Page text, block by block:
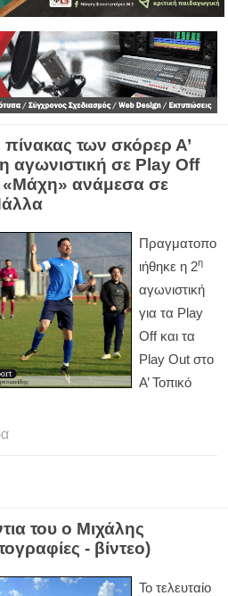
των σκόρερ Α’
αγωνιστική σε Play Off
«Μάχη» ανάμεσα σε
Πραγματοπο
ιήθηκε η 2η
αγωνιστική
για τα Play
Offκαι τα
Play Out στο
Α’ Τοπικό
του ο Μιχάλης
- βίντεο)
Το τελευταίο